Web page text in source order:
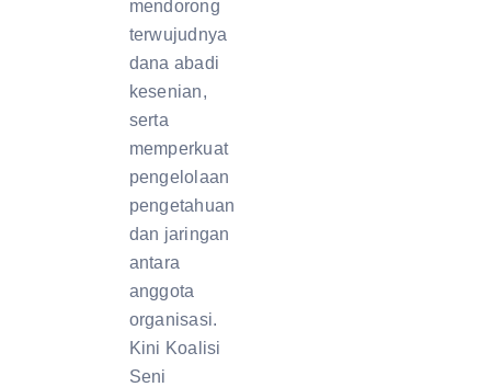
mendorong
terwujudnya
dana abadi
kesenian,
serta
memperkuat
pengelolaan
pengetahuan
dan jaringan
antara
anggota
organisasi.
Kini Koalisi
Seni